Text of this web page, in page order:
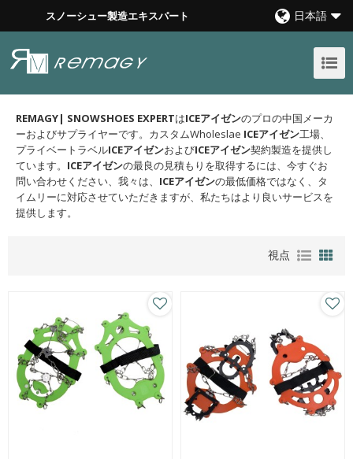
スノーシュー製造エキスパート 日本語
REMAGY| SNOWSHOES EXPERTはICEアイゼンのプロの中国メーカ
ーおよびサプライヤーです。カスタムWholeslae ICEアイゼン工場、
プライベートラベルICEアイゼンおよびICEアイゼン契約製造を提供し
ています。 ICEアイゼンの最良の見積もりを取得するには、今すぐお
問い合わせください、我々は、 ICEアイゼンの最低価格ではなく、タ
イムリーに対応させていただきますが、私たちはより良いサービスを
提供します。
視点